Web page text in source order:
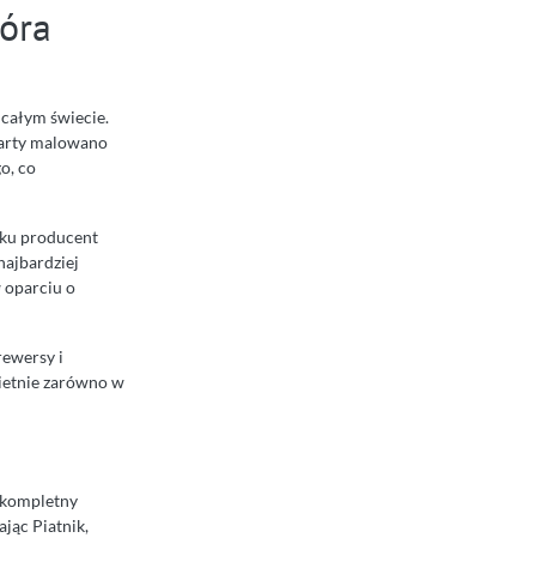
świecie.
malowano
co
producent
oparciu o
i
zarówno w
kompletny
Piatnik,